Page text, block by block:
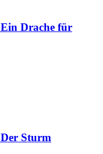
Drache für
Sturm